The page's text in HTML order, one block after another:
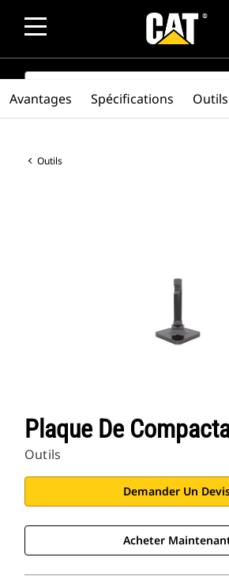
SEARCH
Outils
Plaque De
Outils
Demander Un
Acheter
Avantages Spécifications Outils